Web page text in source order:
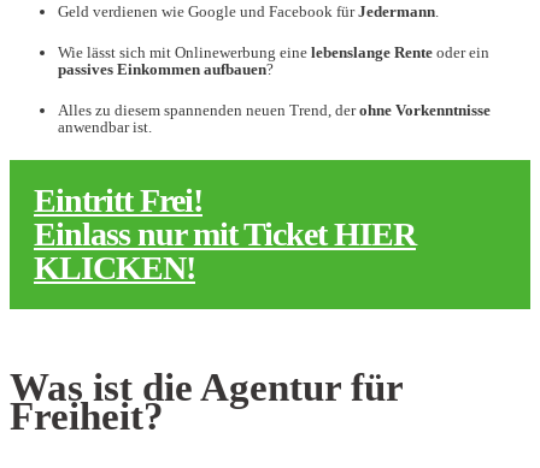
Geld verdienen wie Google und Facebook fürJedermann
Wie lässt sich mit Onlinewerbung eine lebenslange Rente oder ein
passives Einkommen aufbauen?
Alles zu diesem spannenden neuen Trend, derohne Vorkenntnisse
anwendbar ist.
Eintritt Frei!
Einlass nur mit Ticket HIER
KLICKEN!
Was ist die Agentur für
Freiheit?